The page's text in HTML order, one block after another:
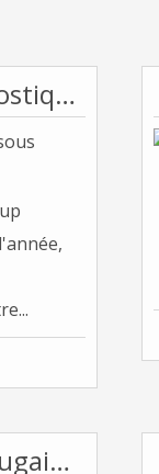
Mes évaluations diagnostiques sous forme de QCM !
Mes affichages en conjugaison